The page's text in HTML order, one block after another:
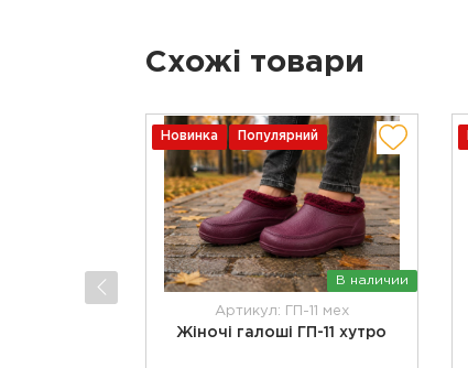
Схожі товари
Новинка Популярний
В наличии
Артикул: ГП-11 мех
Жіночі галоші ГП-11 хутро